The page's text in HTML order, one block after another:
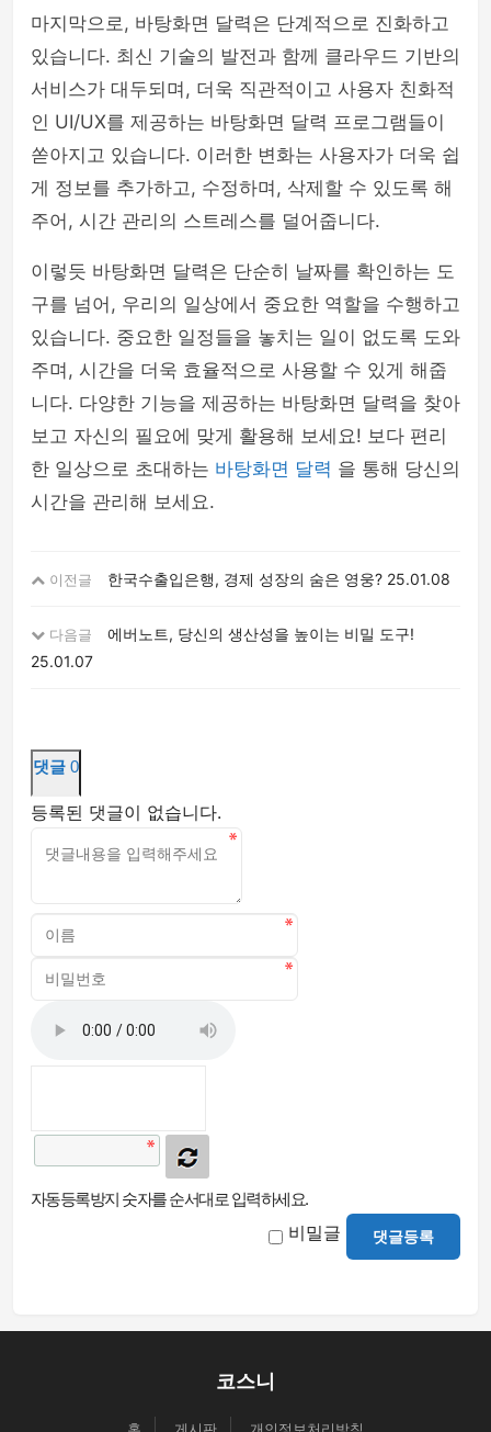
마지막으로, 바탕화면 달력은 단계적으로 진화하고
있습니다. 최신 기술의 발전과 함께 클라우드 기반의
서비스가 대두되며, 더욱 직관적이고 사용자 친화적
인 UI/UX를 제공하는 바탕화면 달력 프로그램들이
쏟아지고 있습니다. 이러한 변화는 사용자가 더욱 쉽
게 정보를 추가하고, 수정하며, 삭제할 수 있도록 해
주어, 시간 관리의 스트레스를 덜어줍니다.
이렇듯 바탕화면 달력은 단순히 날짜를 확인하는 도
구를 넘어, 우리의 일상에서 중요한 역할을 수행하고
있습니다. 중요한 일정들을 놓치는 일이 없도록 도와
주며, 시간을 더욱 효율적으로 사용할 수 있게 해줍
니다. 다양한 기능을 제공하는 바탕화면 달력을 찾아
보고 자신의 필요에 맞게 활용해 보세요! 보다 편리
한 일상으로 초대하는 바탕화면 달력 을 통해 당신의
시간을 관리해 보세요.
이전글 한국수출입은행, 경제 성장의 숨은 영웅? 25.01.08
다음글
에버노트, 당신의 생산성을 높이는 비밀 도구!
25.01.07
댓글 0
등록된 댓글이 없습니다.
자동등록방지 숫자를 순서대로 입력하세요.
비밀글 댓글등록
코스니